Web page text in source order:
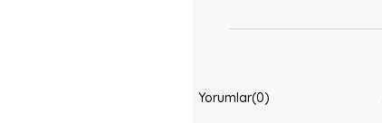
Yorumlar(0)